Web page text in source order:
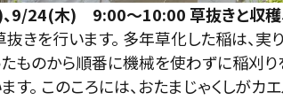
、9/24(木) 9:00～10:00 草抜きと収
抜きを行います。 多年草化した稲は、
たものから順番に機械を使わずに稲刈り
す。 このころには、おたまじゃくしがカ